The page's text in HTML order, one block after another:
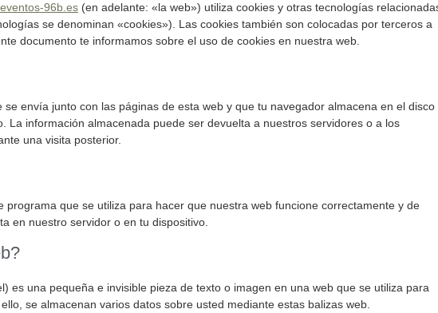
96b.es (en adelante: «la web») utiliza cookies y otras tecnologías
se denominan «cookies»). Las cookies también son colocadas por terceros a
documento te informamos sobre el uso de cookies en nuestra web.
envía junto con las páginas de esta web y que tu navegador almacena en el disco
La información almacenada puede ser devuelta a nuestros servidores o a los
una visita posterior.
programa que se utiliza para hacer que nuestra web funcione correctamente y de
en nuestro servidor o en tu dispositivo.
es una pequeña e invisible pieza de texto o imagen en una web que se utiliza para
se almacenan varios datos sobre usted mediante estas balizas web.